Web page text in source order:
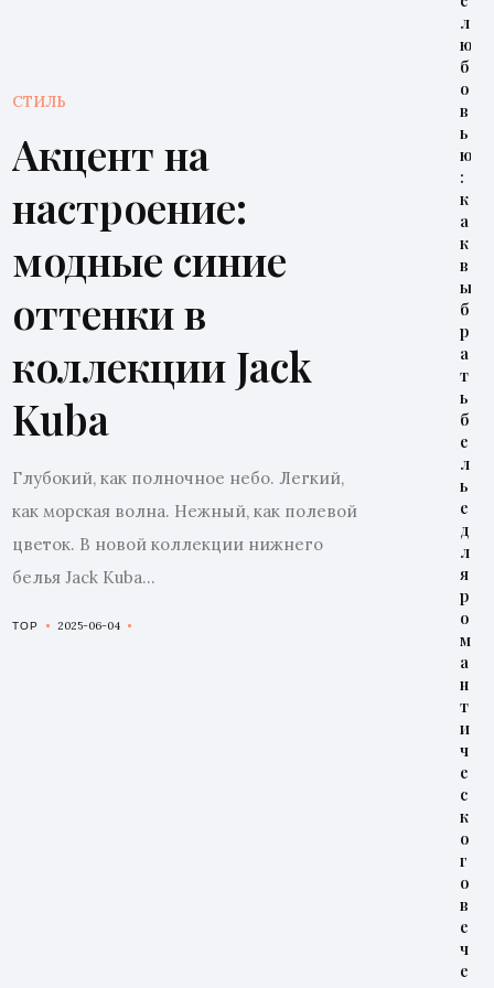
СТИЛЬ
Акцент на
настроение:
модные синие
оттенки в
коллекции Jack
Kuba
Глубокий, как полночное небо. Легкий,
как морская волна. Нежный, как полевой
цветок. В новой коллекции нижнего
белья Jack Kuba...
TOP 2025-06-04
л
ю
б
о
в
ь
ю
:
к
а
к
в
ы
б
р
а
т
ь
б
е
л
ь
е
д
л
я
р
о
м
а
н
т
и
ч
е
с
к
о
г
о
в
е
ч
е